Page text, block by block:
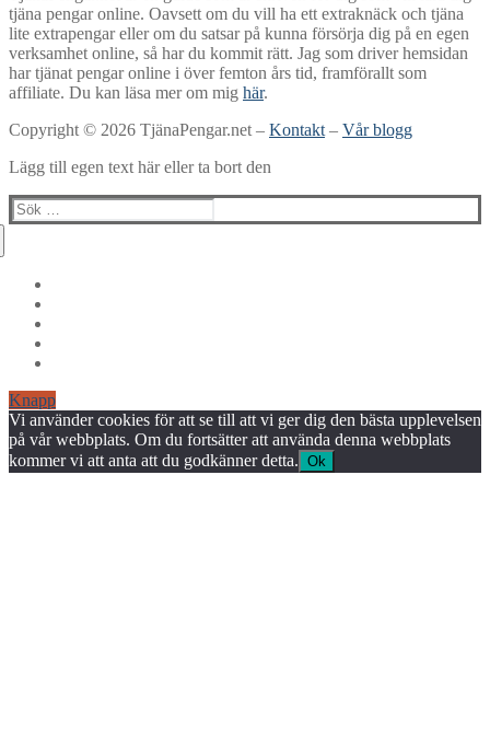
tjäna pengar online. Oavsett om du vill ha ett extraknäck och tjäna
lite extrapengar eller om du satsar på kunna försörja dig på en egen
verksamhet online, så har du kommit rätt. Jag som driver hemsidan
har tjänat pengar online i över femton års tid, framförallt som
affiliate. Du kan läsa mer om mig här.
Copyright © 2026 TjänaPengar.net – Kontakt – Vår blogg
Lägg till egen text här eller ta bort den
Sök:
Knapp
Vi använder cookies för att se till att vi ger dig den bästa upplevelsen
på vår webbplats. Om du fortsätter att använda denna webbplats
kommer vi att anta att du godkänner detta. Ok